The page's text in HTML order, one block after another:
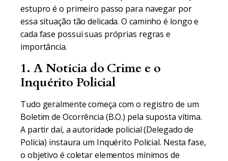
estupro é o primeiro passo para navegar por
essa situação tão delicada. O caminho é longo e
cada fase possui suas próprias regras e
importância.
1. A Notícia do Crime e o
Inquérito Policial
Tudo geralmente começa com o registro de um
Boletim de Ocorrência (B.O.) pela suposta vítima.
A partir daí, a autoridade policial (Delegado de
Polícia) instaura um Inquérito Policial. Nesta fase,
o objetivo é coletar elementos mínimos de